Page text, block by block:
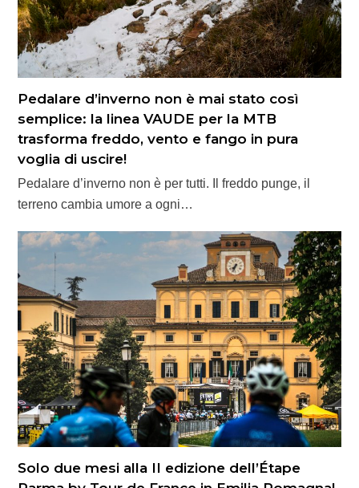
Pedalare d’inverno non è mai stato così
semplice: la linea VAUDE per la MTB
trasforma freddo, vento e fango in pura
voglia di uscire!
Pedalare d’inverno non è per tutti. Il freddo punge, il
terreno cambia umore a ogni…
Solo due mesi alla II edizione dell’Étape